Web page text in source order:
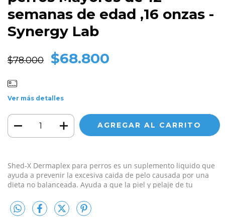
semanas de edad ,16 onzas -
Synergy Lab
$78.000 $68.800
Ver más detalles
Shed-X Dermaplex para perros es un suplemento liquido que
ayuda a prevenir la excesiva caida de pelo causada por una
dieta no balanceada. Ayuda a que la piel y pelaje de tu
brillante,cuenta con una mezcla de vitaminas naturales y
ácidos grasos esenciales que en realidad trabaja con los bio-